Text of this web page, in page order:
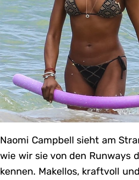
Naomi Campbell sieht am
wie wir sie von den Runways
kennen. Makellos, kraftvoll